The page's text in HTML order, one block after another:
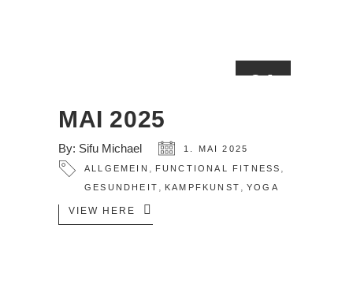
01
MAI 2025
By: Sifu Michael 1. MAI 2025
ALLGEMEIN , FUNCTIONAL FITNESS ,
GESUNDHEIT , KAMPFKUNST , YOGA
VIEW HERE